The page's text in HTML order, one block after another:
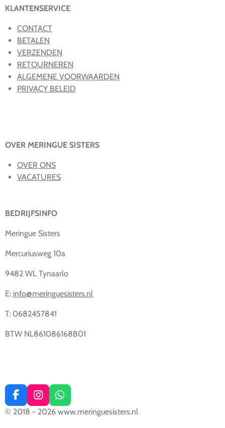
KLANTENSERVICE
CONTACT
BETALEN
VERZENDEN
RETOURNEREN
ALGEMENE VOORWAARDEN
PRIVACY BELEID
OVER MERINGUE SISTERS
OVER ONS
VACATURES
BEDRIJFSINFO
Meringue Sisters
Mercuriusweg 10a
9482 WL Tynaarlo
E: info@meringuesisters.nl
T: 0682457841
BTW NL861086168B01
F
a
I
n
W
h
© 2018 - 2026 www.meringuesisters.nl